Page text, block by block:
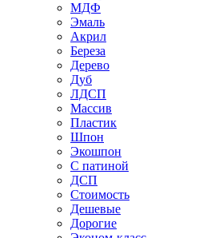
МДФ
Эмаль
Акрил
Береза
Дерево
Дуб
ЛДСП
Массив
Пластик
Шпон
Экошпон
С патиной
ДСП
Стоимость
Дешевые
Дорогие